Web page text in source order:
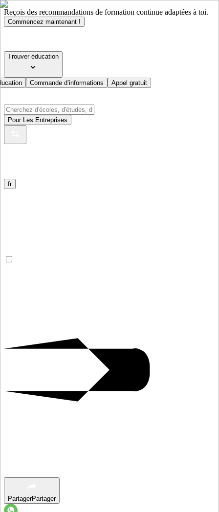
Reçois des recommandations de formation continue adaptées à toi.
Commencez maintenant !
Trouver éducation
Commande d’informations Appel gratuit
Pour Les Entreprises
fr
PartagerPartager